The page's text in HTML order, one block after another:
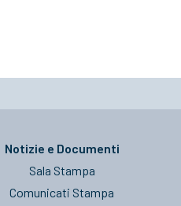
Notizie e Documenti
Sala Stampa
Comunicati Stampa